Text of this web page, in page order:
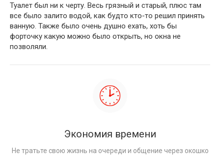
Туалет был ни к черту. Весь грязный и старый, плюс там
все было залито водой, как будто кто-то решил принять
ванную. Также было очень душно ехать, хоть бы
форточку какую можно было открыть, но окна не
позволяли.
Экономия времени
Не тратьте свою жизнь на очереди и общение через окошко